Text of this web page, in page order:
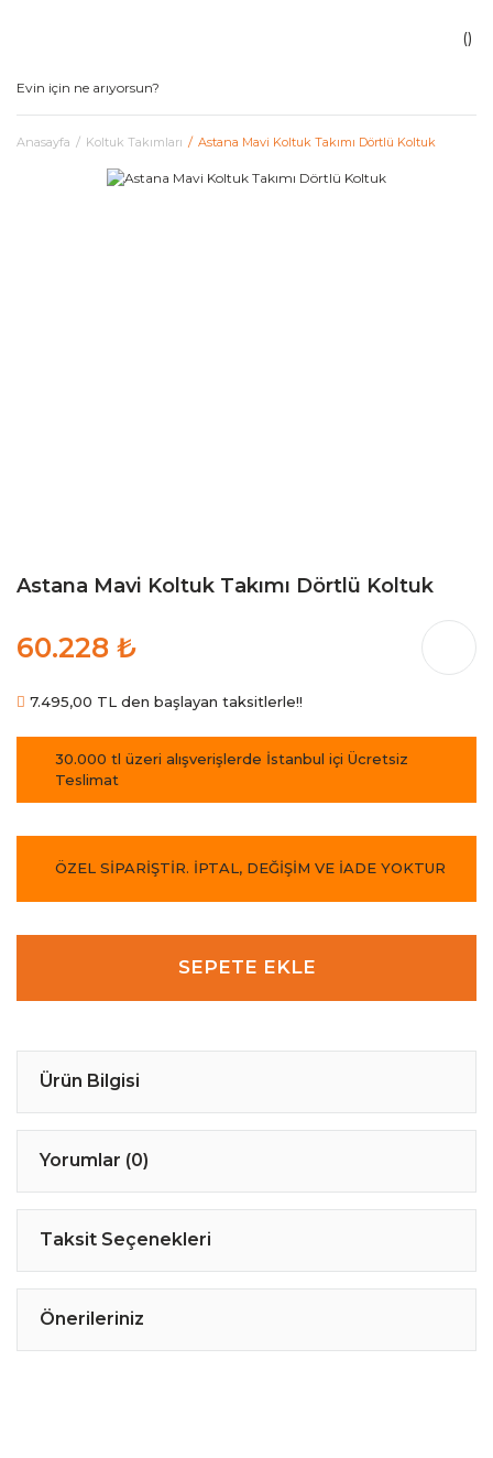
Anasayfa Koltuk Takımları Astana Mavi Koltuk Takımı Dörtlü Koltuk
Astana Mavi Koltuk Takımı Dörtlü Koltuk
60.228 ₺
7.495,00 TL den başlayan taksitlerle!!
30.000 tl üzeri alışverişlerde İstanbul içi Ücretsiz
Teslimat
ÖZEL SİPARİŞTİR. İPTAL, DEĞİŞİM VE İADE YOKTUR
SEPETE EKLE
Ürün Bilgisi
Yorumlar (0)
Taksit Seçenekleri
Önerileriniz